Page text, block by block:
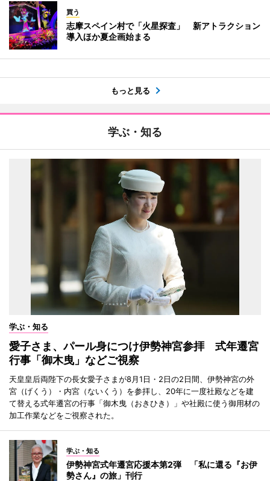
買う
志摩スペイン村で「火星探査」 新アトラクション
導入ほか夏企画始まる
もっと見る
学ぶ・知る
学ぶ・知る
愛子さま、パール身につけ伊勢神宮参拝 式年遷宮
行事「御木曳」などご視察
天皇皇后両陛下の長女愛子さまが8月1日・2日の2日間、伊勢神宮の外
宮（げくう）・内宮（ないくう）を参拝し、20年に一度社殿などを建
て替える式年遷宮の行事「御木曳（おきひき）」や社殿に使う御用材の
加工作業などをご視察された。
学ぶ・知る
伊勢神宮式年遷宮応援本第2弾 「私に還る『お伊
勢さん』の旅」刊行